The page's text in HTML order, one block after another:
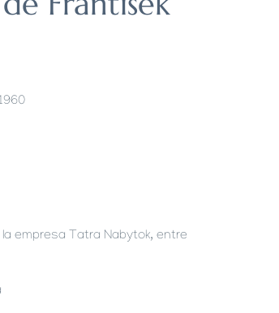
empresa Tatra Nabytok, entre